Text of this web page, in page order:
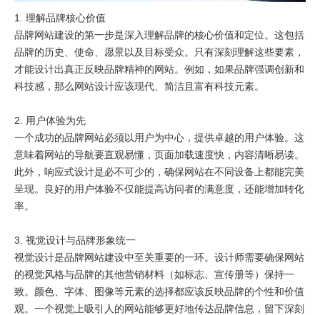
1. 理解品牌核心价值
品牌网站建设的第一步是深入理解品牌的核心价值和定位。这包括
品牌的历史、使命、愿景以及目标受众。只有深刻理解这些要素，
才能设计出真正反映品牌精神的网站。例如，如果品牌强调创新和
科技感，那么网站设计应该现代、简洁且富有科技元素。
2. 用户体验为先
一个成功的品牌网站必须以用户为中心，提供卓越的用户体验。这
意味着网站的导航要直观易懂，页面加载速度快，内容清晰易读。
此外，响应式设计是必不可少的，确保网站在不同设备上都能完美
呈现。良好的用户体验不仅能提高访问者的满意度，还能增加转化
率。
3. 视觉设计与品牌形象统一
视觉设计是品牌网站建设中至关重要的一环。设计师需要确保网站
的视觉风格与品牌的其他营销材料（如标志、宣传册等）保持一
致。颜色、字体、图像等元素的选择都应该反映品牌的个性和价值
观。一个视觉上吸引人的网站能够更好地传达品牌信息，留下深刻